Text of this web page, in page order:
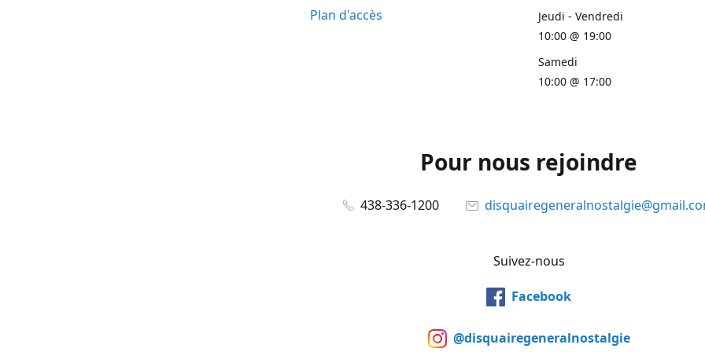
Plan d'accès
Jeudi - Vendredi
10:00 @ 19:00
Samedi
10:00 @ 17:00
Pour nous rejoindre
438-336-1200
Suivez-nous
Facebook
@disquairegeneralnostalgie